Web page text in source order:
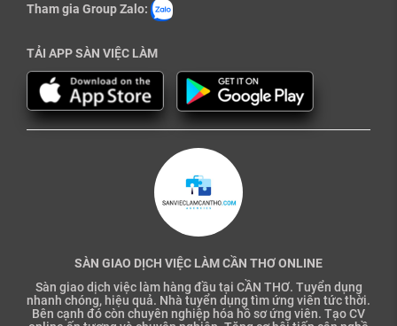
Tham gia Group Zalo:
TẢI APP SÀN VIỆC LÀM
SÀN GIAO DỊCH VIỆC LÀM CẦN THƠ ONLINE
Sàn giao dịch việc làm hàng đầu tại CẦN THƠ. Tuyển dụng
nhanh chóng, hiệu quả. Nhà tuyển dụng tìm ứng viên tức thời.
Bên cạnh đó còn chuyên nghiệp hóa hồ sơ ứng viên. Tạo CV